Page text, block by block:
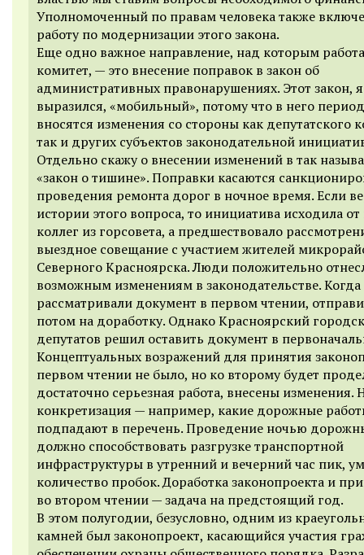
Уполномоченный по правам человека также
работу по модернизации этого закона.
Еще одно важное направление, над которым
комитет, — это внесение поправок в закон об
административных правонарушениях. Этот закон,
выразился, «мобильный», потому что в него
вносятся изменения со стороны как депутатского
так и других субъектов законодательной
Отдельно скажу о внесении изменений в так
«закон о тишине». Поправки касаются
проведения ремонта дорог в ночное время. Если
истории этого вопроса, то инициатива исходила
коллег из горсовета, а предшествовало
выездное совещание с участием жителей
Северного Красноярска. Люди положительно
возможным изменениям в законодательстве.
рассматривали документ в первом чтении,
потом на доработку. Однако Красноярский
депутатов решил оставить документ в
Концептуальных возражений для принятия
первом чтении не было, но ко второму будет
достаточно серьезная работа, внесены изменения.
конкретизация — например, какие дорожные
подпадают в перечень. Проведение ночью
должно способствовать разгрузке транспортной
инфраструктуры в утренний и вечерний час пик,
количество пробок. Доработка законопроекта и
во втором чтении — задача на предстоящий год.
В этом полугодии, безусловно, одним из
камней был законопроект, касающийся участия